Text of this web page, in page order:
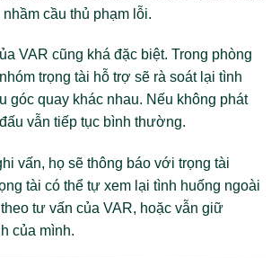
cầu thủ phạm lỗi.
VAR cũng khá đặc biệt. Trong phòng
trọng tài hỗ trợ sẽ rà soát lại tình
góc quay khác nhau. Nếu không phát
vẫn tiếp tục bình thường.
vấn, họ sẽ thông báo với trọng tài
tài có thể tự xem lại tình huống ngoài
tư vấn của VAR, hoặc vẫn giữ
của mình.